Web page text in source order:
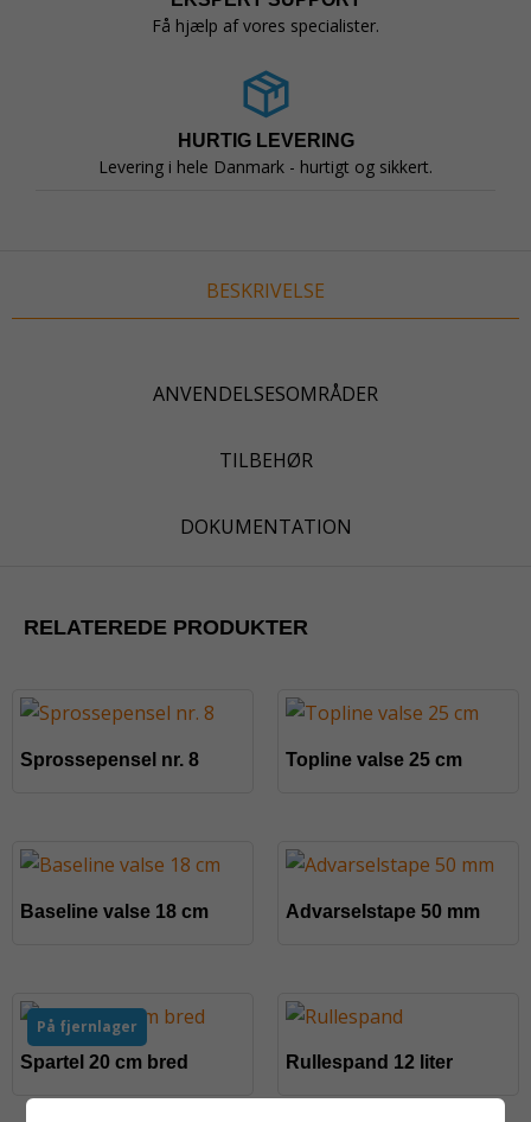
Få hjælp af vores specialister.
HURTIG LEVERING
Levering i hele Danmark - hurtigt og sikkert.
BESKRIVELSE
ANVENDELSESOMRÅDER
TILBEHØR
DOKUMENTATION
RELATEREDE PRODUKTER
Sprossepensel nr. 8 Topline valse 25 cm
Baseline valse 18 cm Advarselstape 50 mm
På fjernlager
Spartel 20 cm bred
Rullespand 12 liter